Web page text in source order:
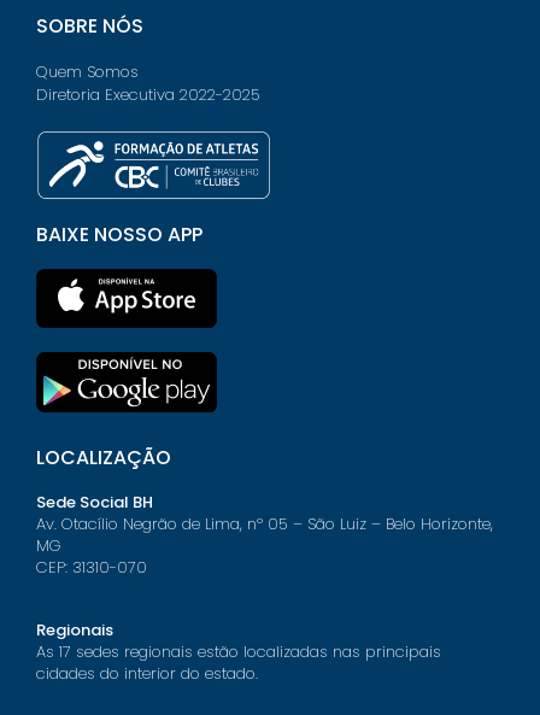
SOBRE NÓS
Quem Somos
Diretoria Executiva 2022-2025
BAIXE NOSSO APP
LOCALIZAÇÃO
Sede Social BH
Av. Otacílio Negrão de Lima, nº 05 – São Luiz – Belo Horizonte,
MG
CEP: 31310-070
Regionais
As 17 sedes regionais estão localizadas nas principais
cidades do interior do estado.